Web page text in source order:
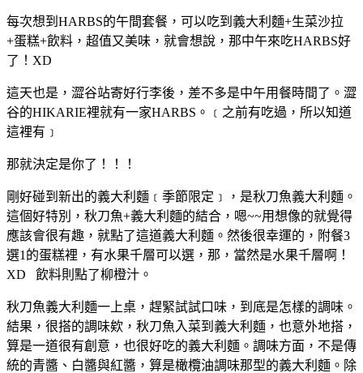
每次想到HARBS的午間套餐，可以吃到義大利麵+生菜沙拉
+蛋糕+飲料，超值又美味，就會想說，那中午來吃HARBS好
了！XD
這天也是，澀谷站寄好行李後，差不多是中午用餐時間了。澀
谷的HIKARIE裡就有一家HARBS。﹝之前有吃過，所以知道
這裡有﹞
那就決定是你了！！！
剛好碰到新出的義大利麵﹝季節限定﹞，是秋刀魚義大利麵。
這個好特別，秋刀魚+義大利麵的結合，嗯~~用想像的就覺得
應該會很有趣，就點了這道義大利麵。然後很幸運的，附餐3
選1的蛋糕裡，有水果千層可以選，那，當然是水果千層啊！
XD 飲料則點了柳橙汁。
秋刀魚義大利麵一上桌，趕緊試試口味，到底是怎樣的調味。
結果，很搭的調味欸，秋刀魚入菜到義大利麵，也意外地搭，
算是一道很有創意，也很好吃的義大利麵。調味方面，不是傳
統的青醬、白醬與紅醬，算是橄欖油調味那型的義大利麵。除